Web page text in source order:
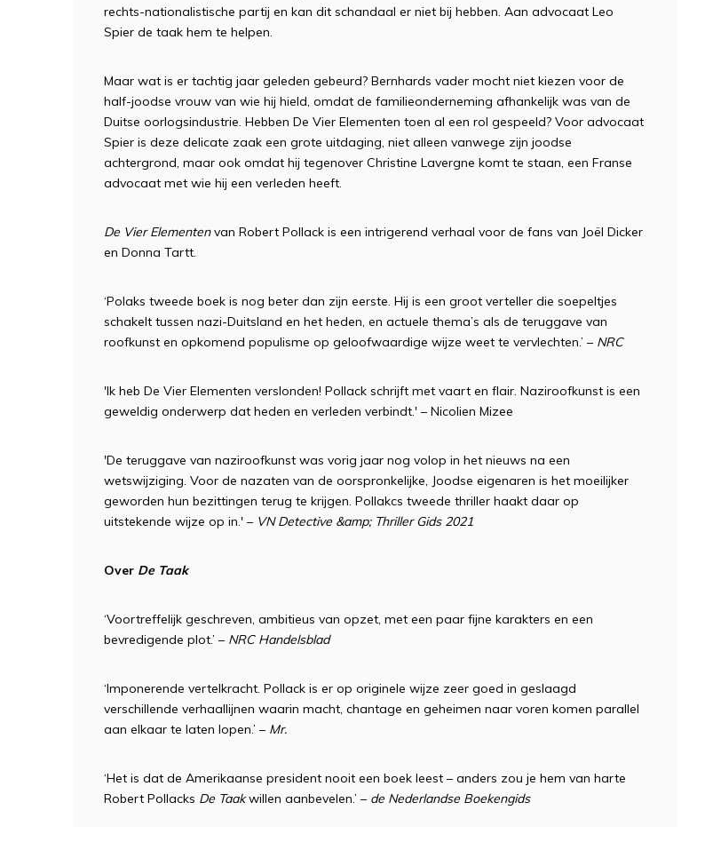
rechts-nationalistische partij en kan dit schandaal er niet bij hebben. Aan advocaat Leo
Spier de taak hem te helpen.
Maar wat is er tachtig jaar geleden gebeurd? Bernhards vader mocht niet kiezen voor de
half-joodse vrouw van wie hij hield, omdat de familieonderneming afhankelijk was van de
Duitse oorlogsindustrie. Hebben De Vier Elementen toen al een rol gespeeld? Voor advocaat
Spier is deze delicate zaak een grote uitdaging, niet alleen vanwege zijn joodse
achtergrond, maar ook omdat hij tegenover Christine Lavergne komt te staan, een Franse
advocaat met wie hij een verleden heeft.
De Vier Elementenvan Robert Pollack is een intrigerend verhaal voor de fans van Joël Dicker
en Donna Tartt.
‘Polaks tweede boek is nog beter dan zijn eerste. Hij is een groot verteller die soepeltjes
schakelt tussen nazi-Duitsland en het heden, en actuele thema’s als de teruggave van
roofkunst en opkomend populisme op geloofwaardige wijze weet te vervlechten.’ – NRC
'Ik heb De Vier Elementen verslonden! Pollack schrijft met vaart en flair. Naziroofkunst is een
geweldig onderwerp dat heden en verleden verbindt.' – Nicolien Mizee
'De teruggave van naziroofkunst was vorig jaar nog volop in het nieuws na een
wetswijziging. Voor de nazaten van de oorspronkelijke, Joodse eigenaren is het moeilijker
geworden hun bezittingen terug te krijgen. Pollakcs tweede thriller haakt daar op
uitstekende wijze op in.' – VN Detective &amp; Thriller Gids 2021
Over De Taak
‘Voortreffelijk geschreven, ambitieus van opzet, met een paar fijne karakters en een
bevredigende plot.’ – NRC Handelsblad
‘Imponerende vertelkracht. Pollack is er op originele wijze zeer goed in geslaagd
verschillende verhaallijnen waarin macht, chantage en geheimen naar voren komen parallel
aan elkaar te laten lopen.’ – Mr.
‘Het is dat de Amerikaanse president nooit een boek leest – anders zou je hem van harte
Robert Pollacks De Taakwillen aanbevelen.’ – de Nederlandse Boekengids